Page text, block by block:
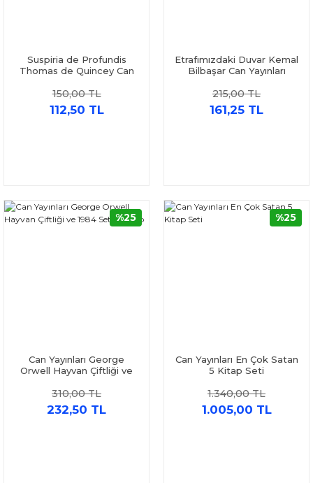
Suspiria de Profundis
Thomas de Quincey Can
150,00 TL
112,50 TL
Etrafımızdaki Duvar Kemal
Bilbaşar Can Yayınları
215,00 TL
161,25 TL
Can Yayınları George
Orwell Hayvan Çiftliği ve
310,00 TL
232,50 TL
%25
Can Yayınları En Çok Satan
5 Kitap Seti
1.340,00 TL
1.005,00 TL
%25